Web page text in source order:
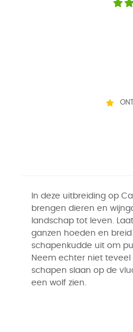
In deze uitbreiding op
brengen dieren en
landschap tot leven.
ganzen hoeden en breid
schapenkudde uit om
Neem echter niet teveel
schapen slaan op de
een wolf zien.